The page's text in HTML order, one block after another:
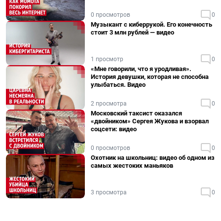
0 просмотров 0
Музыкант с киберрукой. Его конечность
стоит 3 млн рублей — видео
1 просмотр 0
«Мне говорили, что я уродливая».
История девушки, которая не способна
улыбаться. Видео
2 просмотра 0
Московский таксист оказался
«двойником» Сергея Жукова и взорвал
соцсети: видео
0 просмотров 0
Охотник на школьниц: видео об одном из
самых жестоких маньяков
3 просмотра 0